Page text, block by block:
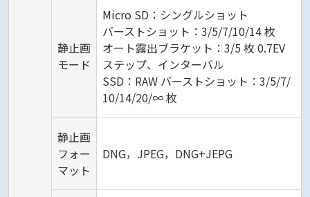
静止画
モード
Micro SD：シングルショット
バーストショット：3/5/7/10/14 枚
オート露出ブラケット：3/5 枚 0.7EV
ステップ、インターバル
SSD：RAW バーストショット：3/5/7/
10/14/20/∞ 枚
静止画
フォー
マット
DNG，JPEG，DNG+JEPG